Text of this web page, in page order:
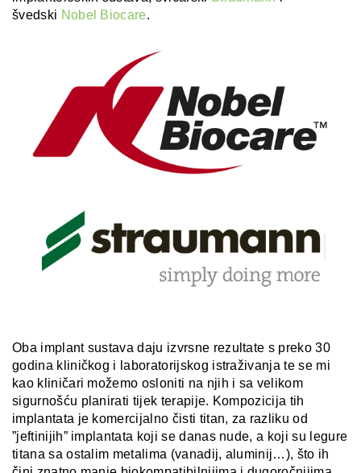
švedski Nobel Biocare.
Oba implant sustava daju izvrsne rezultate s preko 30
godina kliničkog i laboratorijskog istraživanja te se mi
kao kliničari možemo osloniti na njih i sa velikom
sigurnošću planirati tijek terapije. Kompozicija tih
implantata je komercijalno čisti titan, za razliku od
”jeftinijih” implantata koji se danas nude, a koji su legure
titana sa ostalim metalima (vanadij, aluminij…), što ih